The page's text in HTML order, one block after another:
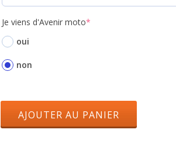
Je viens d'Avenir moto*
oui
non
AJOUTER AU PANIER